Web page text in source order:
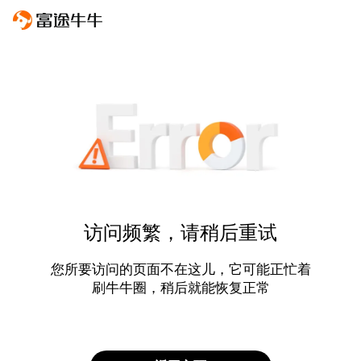
访问频繁，请稍后重试
您所要访问的页面不在这儿，它可能正忙着
刷牛牛圈，稍后就能恢复正常